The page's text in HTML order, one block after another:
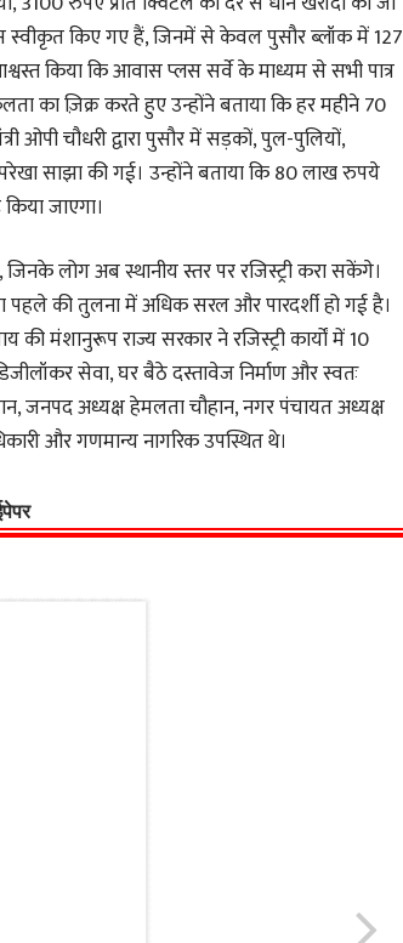
स्वीकृत किए गए हैं, जिनमें से केवल पुसौर ब्लॉक में 127
किया कि आवास प्लस सर्वे के माध्यम से सभी पात्र
का ज़िक्र करते हुए उन्होंने बताया कि हर महीने 70
ओपी चौधरी द्वारा पुसौर में सड़कों, पुल-पुलियों,
साझा की गई। उन्होंने बताया कि 80 लाख रुपये
जाएगा।
लोग अब स्थानीय स्तर पर रजिस्ट्री करा सकेंगे।
पहले की तुलना में अधिक सरल और पारदर्शी हो गई है।
मंशानुरूप राज्य सरकार ने रजिस्ट्री कार्यों में 10
सेवा, घर बैठे दस्तावेज निर्माण और स्वतः
जनपद अध्यक्ष हेमलता चौहान, नगर पंचायत अध्यक्ष
और गणमान्य नागरिक उपस्थित थे।